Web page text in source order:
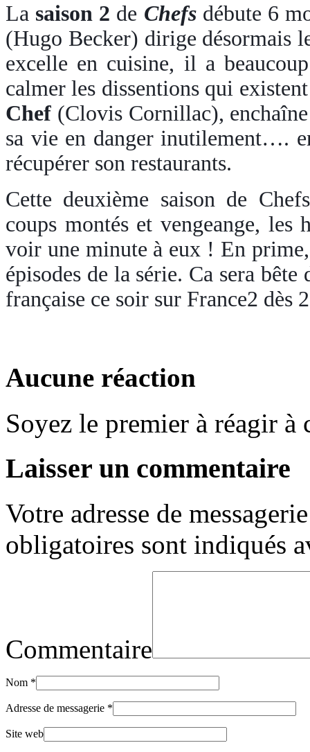
La saison 2 de Chefs débute 6
(Hugo Becker) dirige désormais
excelle en cuisine, il a
calmer les dissentions qui
Chef (Clovis Cornillac),
sa vie en danger inutilement….
récupérer son restaurants.
Cette deuxième saison de
coups montés et vengeange, les
voir une minute à eux ! En
épisodes de la série. Ca sera
française ce soir sur France2 dès
Aucune réaction
Soyez le premier à réagir à
Laisser un commentaire
Votre adresse de
obligatoires sont indiqués
Commentaire
Nom *
Adresse de messagerie *
Site web